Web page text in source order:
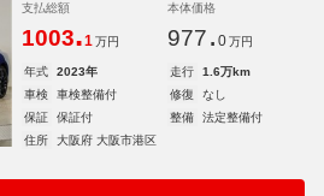
支払総額
1003.1 万円
本体価格
977. 0 万円
年式 2023年 走行
1.6万km
車検
車検整備付 修復
なし
保証
保証付 整備
法定整備付
住所
大阪府 大阪市港区